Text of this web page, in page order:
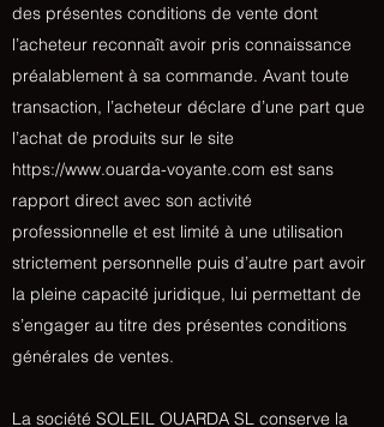
des présentes conditions de vente dont
l’acheteur reconnaît avoir pris connaissance
préalablement à sa commande. Avant toute
transaction, l’acheteur déclare d’une part que
l’achat de produits sur le site
https://www.ouarda-voyante.com est sans
rapport direct avec son activité
professionnelle et est limité à une utilisation
strictement personnelle puis d’autre part avoir
la pleine capacité juridique, lui permettant de
s’engager au titre des présentes conditions
générales de ventes.
La société SOLEIL OUARDA SL conserve la